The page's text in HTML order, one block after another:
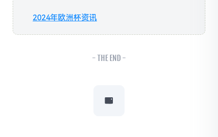
2024年欧洲杯资讯
- THE END -